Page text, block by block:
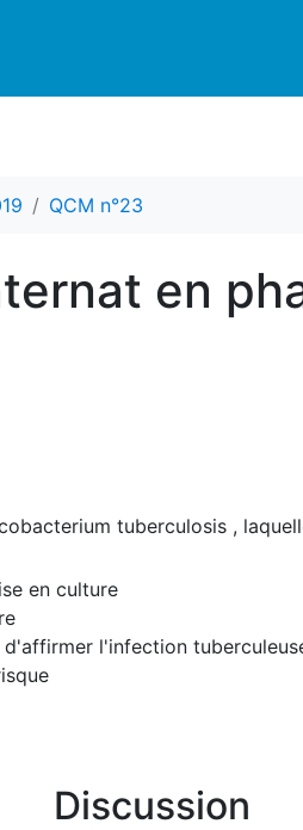
QCM n°23
en
tuberculosis ,
en culture
l'infection
Discussion